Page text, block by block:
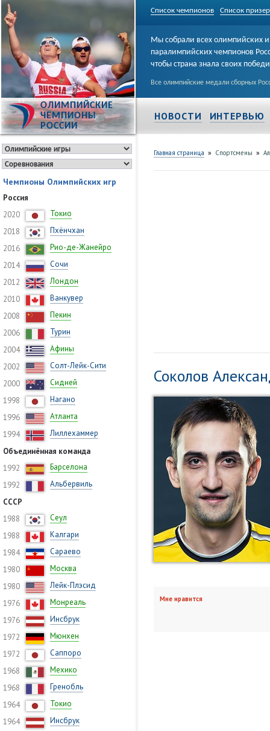
Список чемпионов Список
ОЛИМПИЙСКИЕ
ЧЕМПИОНЫ
РОССИИ
Мы собрали всех олимпийских и
паралимпийских чемпионов
чтобы страна знала своих
Все олимпийские медали сборных
НОВОСТИ ИНТЕРВЬЮ
Чемпионы Олимпийских игр
Россия
2020
Токио
2018
Пхёнчхан
2016
Рио-де-Жанейро
2014
Сочи
2012
Лондон
2010
Ванкувер
2008
Пекин
2006
Турин
2004
Афины
2002
Солт-Лейк-Сити
2000
Сидней
1998
Нагано
1996
Атланта
1994
Лиллехаммер
Объединённая команда
1992
Барселона
1992
Альбервиль
СССР
1988
Сеул
1988
Калгари
1984
Сараево
1980
Москва
1980
Лейк-Плэсид
1976
Монреаль
1976
Инсбрук
1972
Мюнхен
1972
Саппоро
1968
Мехико
1968
Гренобль
1964
Токио
1964
Инсбрук
Главная страница » Спортсмены »
Соколов
Мне нравится